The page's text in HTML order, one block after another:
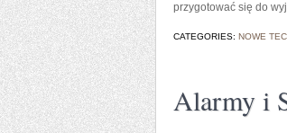
przygotować się do
CATEGORIES: NOWE
Alarmy i